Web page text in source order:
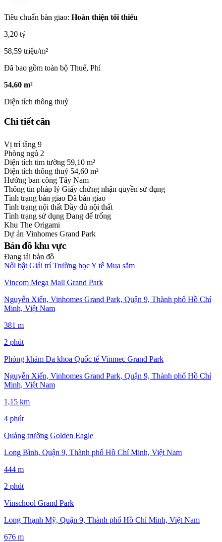
Tiêu chuẩn bàn giao: Hoàn thiện tối thiểu
3,20 tỷ
58,59 triệu/m²
Đã bao gồm toàn bộ Thuế, Phí
54,60 m²
Diện tích thông thuỷ
Chi tiết căn
Vị trí tầng 9
Phòng ngủ 2
Diện tích tim tường 59,10 m²
Diện tích thông thuỷ 54,60 m²
Hướng ban công Tây Nam
Thông tin pháp lý Giấy chứng nhận quyền sử dụng
Tình trạng bàn giao Đã bàn giao
Tình trạng nội thất Đầy đủ nội thất
Tình trạng sử dụng Đang để trống
Khu The Origami
Dự án Vinhomes Grand Park
Bản đồ khu vực
Đang tải bản đồ
Nổi bật Giải trí Trường họcY tế Mua sắm
Vincom Mega Mall Grand Park
Nguyễn Xiển, Vinhomes Grand Park, Quận 9, Thành phố Hồ Chí
Minh, Việt Nam
381 m
2 phút
Phòng khám Đa khoa Quốc tế Vinmec Grand Park
Nguyễn Xiển, Vinhomes Grand Park, Quận 9, Thành phố Hồ Chí
Minh, Việt Nam
1,15 km
4 phút
Quảng trường Golden Eagle
Long Bình, Quận 9, Thành phố Hồ Chí Minh, Việt Nam
444 m
2 phút
Vinschool Grand Park
Long Thạnh Mỹ, Quận 9, Thành phố Hồ Chí Minh, Việt Nam
676 m